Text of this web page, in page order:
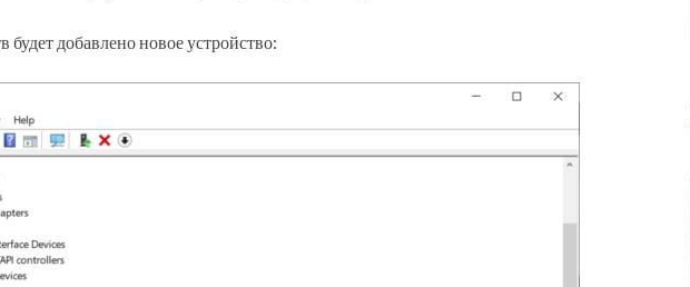
будет добавлено новое устройство: